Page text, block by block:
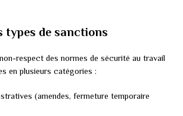
types de sanctions
respect des normes de sécurité au travail
en plusieurs catégories :
(amendes, fermeture temporaire